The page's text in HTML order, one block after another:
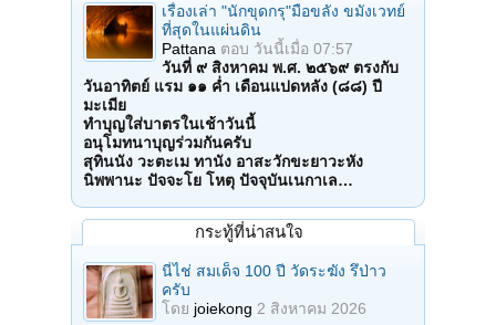
เรื่องเล่า "นักขุดกรุ"มือขลัง ขมังเวทย์
ที่สุดในแผ่นดิน
Pattana ตอบ วันนี้เมื่อ 07:57
วันที่ ๙ สิงหาคม พ.ศ. ๒๕๖๙ ตรงกับ
วันอาทิตย์ แรม ๑๑ ค่ำ เดือนแปดหลัง (๘๘) ปี
มะเมีย
ทำบุญใส่บาตรในเช้าวันนี้
อนุโมทนาบุญร่วมกันครับ
สุทินนัง วะตะเม ทานัง อาสะวักขะยาวะหัง
นิพพานะ ปัจจะโย โหตุ ปัจจุบันเนกาเล…
กระทู้ที่น่าสนใจ
นี่ไช่ สมเด็จ 100 ปี วัดระฆัง รึป่าว
ครับ
โดย joiekong 2 สิงหาคม 2026